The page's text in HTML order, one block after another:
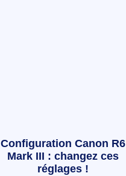
Configuration Canon R6
Mark III : changez ces
réglages !